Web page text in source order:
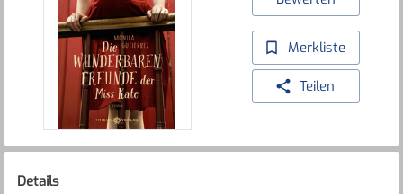
Merkliste
Teilen
Details